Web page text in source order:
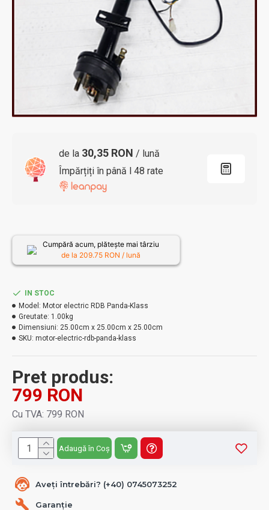
de la 30,35 RON / lună
Împărțiți în până l 48 rate
Aveți întrebări? (+40) 0745073252
Garanție
Pret produs:
799 RON
Cu TVA: 799 RON
IN STOC
Model: Motor electric RDB Panda-Klass
Greutate: 1.00kg
Dimensiuni: 25.00cm x 25.00cm x 25.00cm
SKU: motor-electric-rdb-panda-klass
Adaugă în Coș
Cumpără acum, plătește mai târziu
de la 209.75 RON / lună